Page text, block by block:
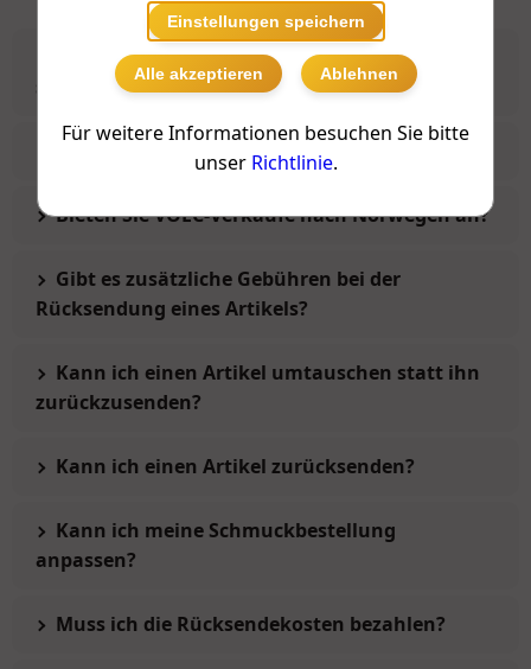
Bieten Sie Geschenkverpackungen oder
spezielle Verpackungen an?
Bieten Sie steuerfreies Einkaufen an?
Bieten Sie VOEC-Verkäufe nach Norwegen an?
Gibt es zusätzliche Gebühren bei der
Rücksendung eines Artikels?
Kann ich einen Artikel umtauschen statt ihn
zurückzusenden?
Kann ich einen Artikel zurücksenden?
Kann ich meine Schmuckbestellung
anpassen?
Muss ich die Rücksendekosten bezahlen?
Einstellungen speichern
Alle akzeptieren Ablehnen
Für weitere Informationen besuchen Sie bitte
unser Richtlinie.